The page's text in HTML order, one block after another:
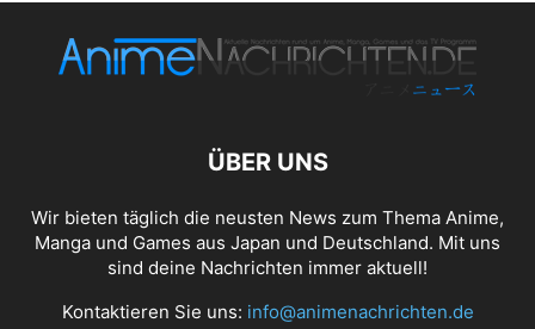
ÜBER UNS
Wir bieten täglich die neusten News zum Thema Anime,
Manga und Games aus Japan und Deutschland. Mit uns
sind deine Nachrichten immer aktuell!
Kontaktieren Sie uns: info@animenachrichten.de